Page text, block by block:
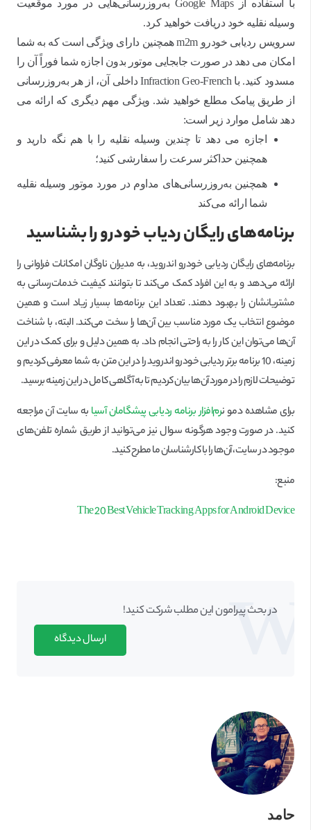
با استفاده از Google Maps به‌روزرسانی‌هایی در مورد موقعیت
وسیله نقلیه خود دریافت خواهید کرد.
سرویس ردیابی خودرو m2m همچنین دارای ویژگی است که به شما
امکان می دهد در صورت جابجایی موتور بدون اجازه شما فوراً آن را
مسدود کنید. با Infraction Geo-French داخلی آن، از هر به‌روزرسانی
از طریق پیامک مطلع خواهید شد. ویژگی مهم دیگری که ارائه می
دهد شامل موارد زیر است:
اجازه می دهد تا چندین وسیله نقلیه را با هم نگه دارید و
همچنین حداکثر سرعت را سفارشی کنید؛
همچنین به‌روزرسانی‌های مداوم در مورد موتور وسیله نقلیه
شما ارائه می‌کند
برنامه‌های رایگان ردیاب خودرو را بشناسید
برنامه‌‌های رایگان ردیابی خودرو اندروید، به مدیران ناوگان امکانات فراوانی را
ارائه می‌دهد و به این افراد کمک می‌کند تا بتوانند کیفیت خدمات‌رسانی به
مشتریانشان را بهبود دهند. تعداد این برنامه‌ها بسیار زیاد است و همین
موضوع انتخاب یک مورد مناسب بین آن‌ها را سخت می‌کند. البته، با شناخت
آن‌ها می‌توان این کار را به راحتی انجام داد. به همین دلیل و برای کمک در این
زمینه، 10 برنامه برتر ردیابی خودرو اندروید را در این متن به شما معرفی کردیم و
توضیحات لازم را در مورد آن‌ها بیان کردیم تا به آگاهی کامل در این زمینه برسید.
برای مشاهده دمو نرم‌افزار برنامه ردیابی پیشگامان آسیا به سایت آن مراجعه
کنید. در صورت وجود هرگونه سوال نیز می‌توانید از طریق شماره تلفن‌های
موجود در سایت، آن‌ها را با کارشناسان ما مطرح کنید.
منبع:
The 20 Best Vehicle Tracking Apps for Android Device
در بحث‌‌ پیرامون این مطلب شرکت کنید!
ارسال دیدگاه
حامد